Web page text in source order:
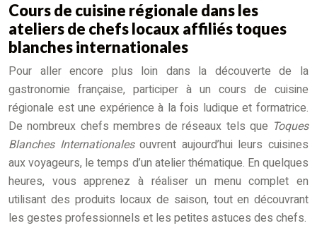
Cours de cuisine régionale dans les
ateliers de chefs locaux affiliés toques
blanches internationales
Pour aller encore plus loin dans la découverte de la
gastronomie française, participer à un cours de cuisine
régionale est une expérience à la fois ludique et formatrice.
De nombreux chefs membres de réseaux tels que Toques
Blanches Internationalesouvrent aujourd’hui leurs cuisines
aux voyageurs, le temps d’un atelier thématique. En quelques
heures, vous apprenez à réaliser un menu complet en
utilisant des produits locaux de saison, tout en découvrant
les gestes professionnels et les petites astuces des chefs.